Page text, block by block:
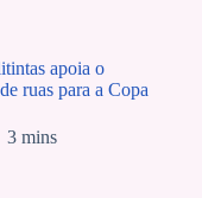
apoia o
ruas para a Copa
3 mins